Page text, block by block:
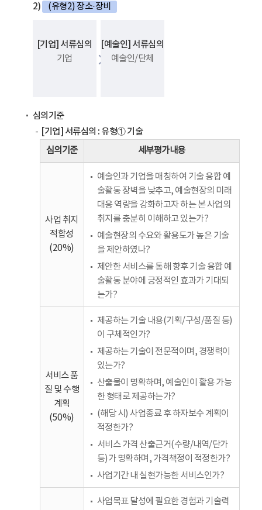
2) (유형2) 장소·장비
[기업] 서류심의
기업
[예술인] 서류심의
예술인/단체
심의기준
[기업] 서류심의 : 유형① 기술
심의기준 세부평가내용
사업 취지
적합성
(20%)
예술인과 기업을 매칭하여 기술 융합 예
술활동 장벽을 낮추고, 예술현장의 미래
대응 역량을 강화하고자 하는 본 사업의
취지를 충분히 이해하고 있는가?
예술현장의 수요와 활용도가 높은 기술
을 제안하였나?
제안한 서비스를 통해 향후 기술 융합 예
술활동 분야에 긍정적인 효과가 기대되
는가?
서비스 품
질 및 수행
계획
(50%)
제공하는 기술 내용(기획/구성/품질 등)
이 구체적인가?
제공하는 기술이 전문적이며, 경쟁력이
있는가?
산출물이 명확하며, 예술인이 활용 가능
한 형태로 제공하는가?
(해당 시) 사업종료 후 하자보수 계획이
적정한가?
서비스 가격 산출근거(수량/내역/단가
등)가 명확하며, 가격책정이 적정한가?
사업기간 내 실현가능한 서비스인가?
사업목표 달성에 필요한 경험과 기술력